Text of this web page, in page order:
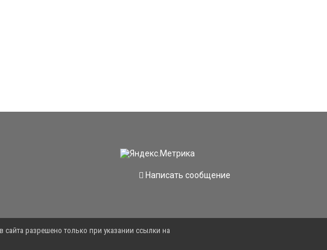
Написать сообщение
разрешено только при указании ссылки на